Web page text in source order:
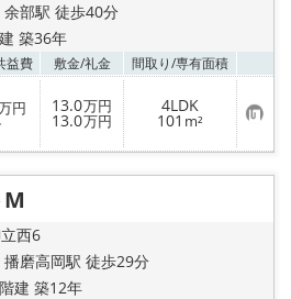
余部駅 徒歩40分
築36年
益費 敷金/礼金 間取り/専有面積
円 13.0万円
13.0万円
4LDK
101 m² お
気
に
り
西6
播磨高岡駅 徒歩29分
建 築12年